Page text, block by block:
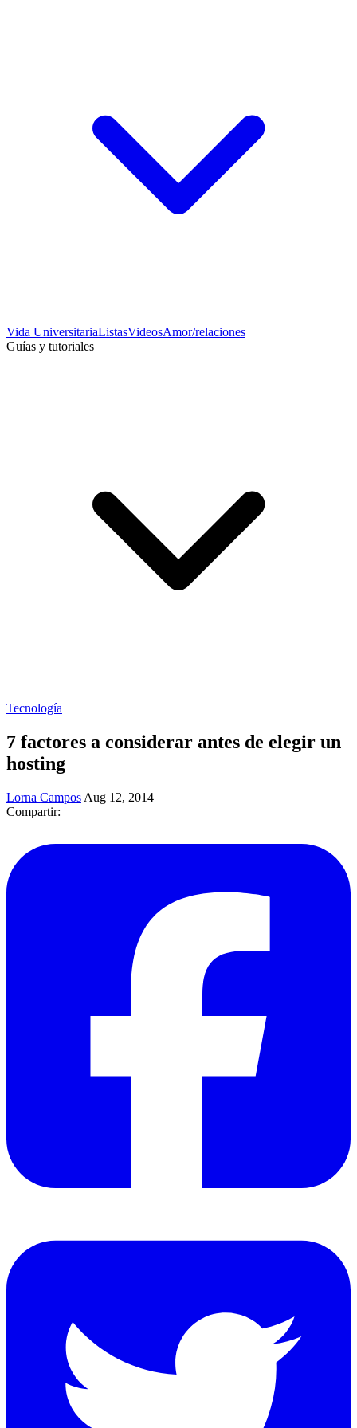
Vida UniversitariaListasVideosAmor/relaciones
Guías y tutoriales
Tecnología
7 factores a considerar antes de elegir un
hosting
Lorna Campos Aug 12, 2014
Compartir: